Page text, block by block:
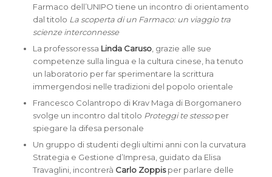
Farmaco dell’UNIPO tiene un incontro di orientamento
dal titolo La scoperta di un Farmaco: un viaggio tra
scienze interconnesse
La professoressa Linda Caruso, grazie alle sue
competenze sulla lingua e la cultura cinese, ha tenuto
un laboratorio per far sperimentare la scrittura
immergendosi nelle tradizioni del popolo orientale
Francesco Colantropo di Krav Maga di Borgomanero
svolge un incontro dal titolo Proteggi te stessoper
spiegare la difesa personale
Un gruppo di studenti degli ultimi anni con la curvatura
Strategia e Gestione d’Impresa, guidato da Elisa
Travaglini, incontrerà Carlo Zoppisper parlare delle